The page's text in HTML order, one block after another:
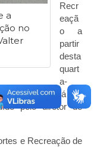
a
no
Recr
eaçã
o a
partir
desta
quart
a-
Barreto, irá se
pelo diretor de
e Recreação de